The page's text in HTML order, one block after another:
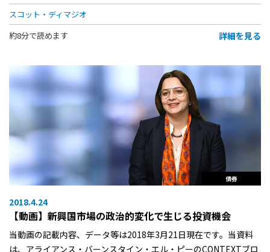
スコット・ディマジオ
約8分で読めます
詳細を見る
債券
2018.4.24
【動画】新興国市場の政治的変化で生じる投資機会
当動画の記載内容、データ等は2018年3月21日現在です。当資料
は、アライアンス・バーンスタイン・エル・ピーのCONTEXTブロ